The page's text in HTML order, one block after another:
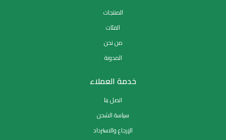
المنتجات
الفئات
من نحن
المدونة
خدمة العملاء
اتصل بنا
سياسة الشحن
الإرجاع والاسترداد